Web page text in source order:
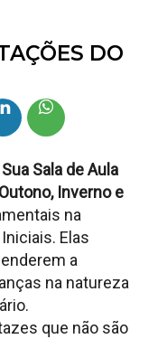
DO
Sala de Aula
Inverno e
na
Elas
a
na natureza
que não são